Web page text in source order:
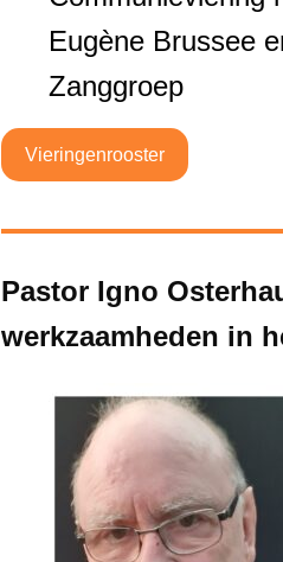
Eugène Brussee
Zanggroep
Vieringenrooster
Pastor Igno
werkzaamheden in